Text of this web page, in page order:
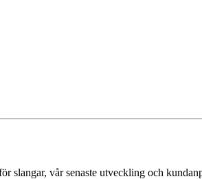
slangar, vår senaste utveckling och